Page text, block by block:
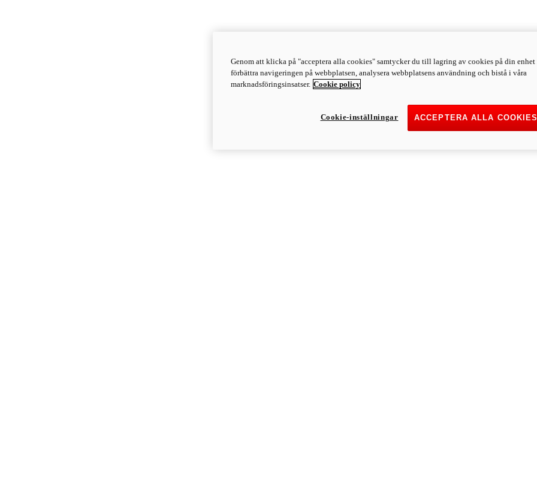
Genom att klicka på "acceptera alla cookies" samtycker du till lagring av cookies på din enhet
förbättra navigeringen på webbplatsen, analysera webbplatsens användning och bistå i våra
marknadsföringsinsatser. Cookie policy
ACCEPTERA ALLA COOKIES
Cookie-inställningar